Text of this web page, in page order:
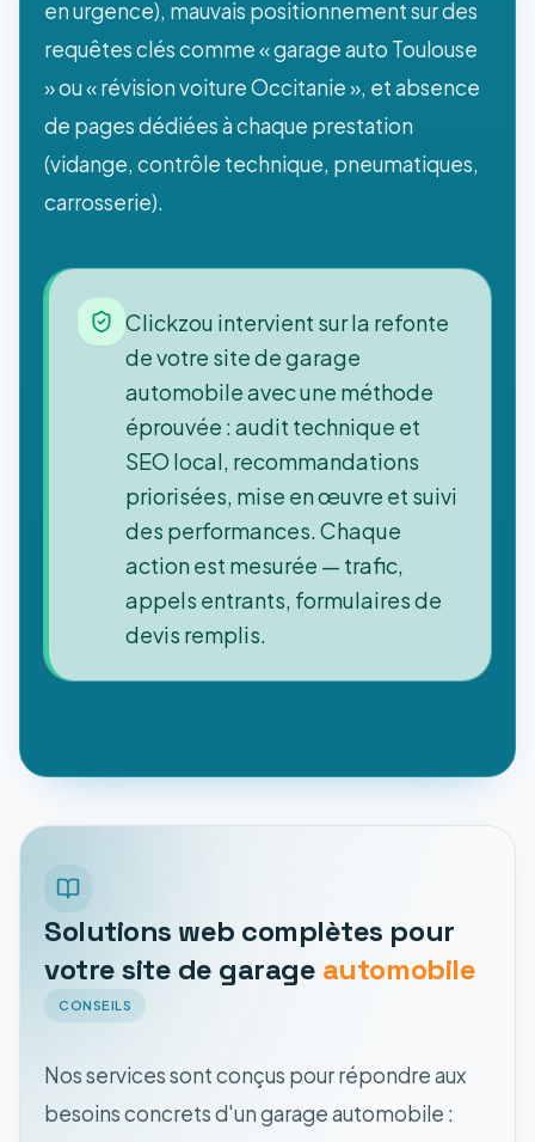
en urgence), mauvais positionnement sur des
requêtes clés comme « garage auto Toulouse
» ou « révision voiture Occitanie », et absence
de pages dédiées à chaque prestation
(vidange, contrôle technique, pneumatiques,
carrosserie).
Clickzou intervient sur la refonte
de votre site de garage
automobile avec une méthode
éprouvée : audit technique et
SEO local, recommandations
priorisées, mise en œuvre et suivi
des performances. Chaque
action est mesurée — trafic,
appels entrants, formulaires de
devis remplis.
Solutions web complètes pour
votre site de garage automobile
CONSEILS
Nos services sont conçus pour répondre aux
besoins concrets d'un garage automobile :